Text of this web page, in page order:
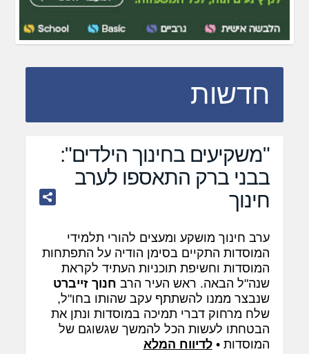
חדשות
"משקיעים בחינוך הילדים":
בבני ברק התאספו לערב
חינוך
ערב חינוך מושקע ומעצים להורי תלמידי
המוסדות התקיים בסימן הודיה על התפתחות
המוסדות וחשיפת תוכניות העתיד לקראת
שנה"ל הבאה. ראש העיר הרב חנוך זייברט
שנבצר ממנו להשתתף עקב שהותו בחו"ל,
שלח מרחוק דברי תמיכה במוסדות ונתן את
הבטחתו לעשות הכל להמשך שגשוגם של
המוסדות •לדיווח המלא